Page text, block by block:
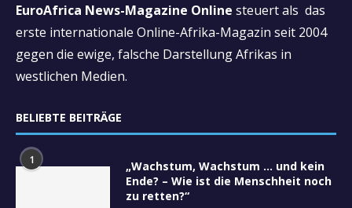
EuroAfrica News-Magazine Online steuert als das
erste internationale Online-Afrika-Magazin seit 2004
gegen die ewige, falsche Darstellung Afrikas in
westlichen Medien.
BELIEBTE BEITRÄGE
1
„Wachstum, Wachstum … und kein
Ende? – Wie ist die Menschheit noch
zu retten?“